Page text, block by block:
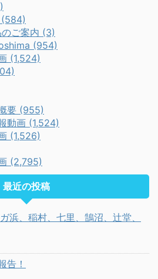
ご案内 (3)
(954)
(1,524)
要 (955)
動画 (1,524)
(1,526)
(2,795)
最近の投稿
、稲村、七里、鵠沼、辻堂、
告！